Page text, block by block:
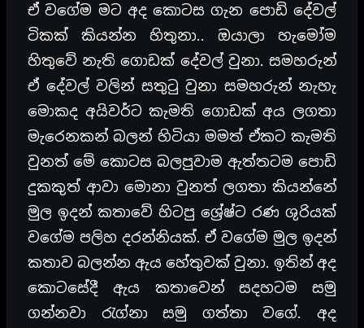
ඒ වගේම මට අද කොටස ගැන පොඩි දේවල්
ටිකක් කියන්න හිතුනා.. ඔයාලා හැමෝම
හිතුවේ නැති ගොඩක් දේවල් වුනා. සමහරුන්
ඒ දේවල් වලින් සතුටු වුනා සමහරුන් නැහැ
මොකද අයිවර්ට කැමති ගොඩක් අය ලගතා
මැරෙනකන් බලන් හිටියා මමත් ඒකට කැමති
වුනත් මේ කොටස බලපුවාම ඇත්තටම පොඩි
දුකකුත් ආවා මොනා වුනත් ලගතා කියන්නේ
මුල ඉදන් කතාවේ හිටපු ශ්‍රේෂ්ට රණ ශුරියක්
වගේම පලිහ දරන්නියක්. ඒ වගේම මුල ඉදන්
කතාව බලන්න ඇය හේතුවක් වුනා. ඉතින් අද
කොටසේදී ඇය කතාවෙන් සදහටම සමු
ගන්නවා රැග්නා සමු ගත්තා වගේ. අද